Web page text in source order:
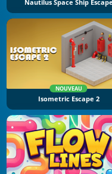
Nautilus Space Ship Escape
NOUVEAU
Isometric Escape 2